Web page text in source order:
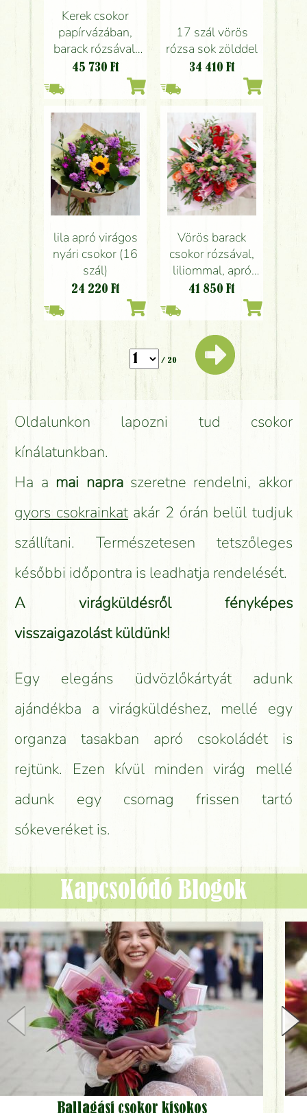
Kerek csokor
papírvázában,
barack rózsával,
peóniával, apró
virágokkal (22
szál)
45 730 Ft
17 szál vörös
rózsa sok zölddel
34 410 Ft
lila apró virágos
nyári csokor (16
szál)
24 220 Ft
Vörös barack
csokor rózsával,
liliommal, apró
virágokkal (21
41 850 Ft
/ 20
Oldalunkon lapozni tud csokor
kínálatunkban.
Ha a mai napraszeretne rendelni, akkor
gyors csokrainkatakár 2 órán belül tudjuk
szállítani. Természetesen tetszőleges
későbbi időpontra is leadhatja rendelését.
A virágküldésről fényképes
visszaigazolást küldünk!
Egy elegáns üdvözlőkártyát adunk
ajándékba a virágküldéshez, mellé egy
organza tasakban apró csokoládét is
rejtünk. Ezen kívül minden virág mellé
adunk egy csomag frissen tartó
sókeveréket is.
Kapcsolódó Blogok
Ballagási csokor kisokos